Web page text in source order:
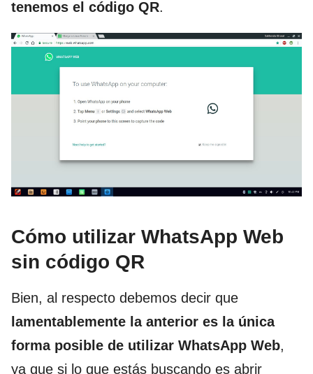
tenemos el código QR.
Cómo utilizar WhatsApp Web
sin código QR
Bien, al respecto debemos decir que
lamentablemente la anterior es la única
forma posible de utilizar WhatsApp Web,
ya que si lo que estás buscando es abrir